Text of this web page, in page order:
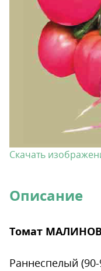
Скачать
Описание
Томат
Раннеспелый